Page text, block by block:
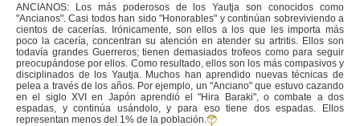
ANCIANOS: Los más poderosos de los Yautja son conocidos como
"Ancianos". Casi todos han sido "Honorables" y continúan sobreviviendo a
cientos de cacerías. Irónicamente, son ellos a los que les importa más
poco la cacería, concentran su atención en atender su artritis. Ellos son
todavía grandes Guerreros; tienen demasiados trofeos como para seguir
preocupándose por ellos. Como resultado, ellos son los más compasivos y
disciplinados de los Yautja. Muchos han aprendido nuevas técnicas de
pelea a través de los años. Por ejemplo, un "Anciano" que estuvo cazando
en el siglo XVI en Japón aprendió el "Hira Baraki", o combate a dos
espadas, y continúa usándolo, y para eso tiene dos espadas. Ellos
representan menos del 1% de la población.